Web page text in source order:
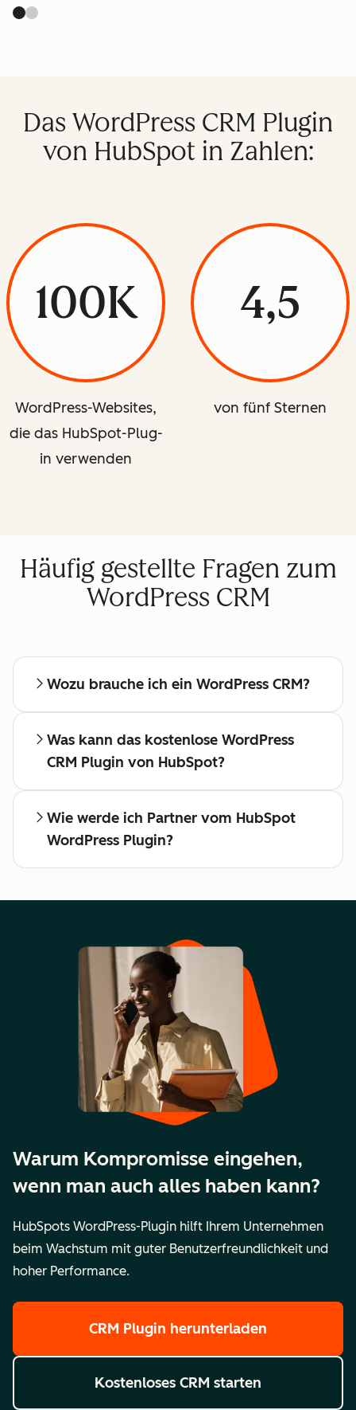
Das WordPress CRM Plugin
von HubSpot in Zahlen:
100K
WordPress-Websites,
die das HubSpot-Plug-
in verwenden
4,5
von fünf Sternen
Häufig gestellte Fragen zum
WordPress CRM
Wozu brauche ich ein WordPress CRM?
Was kann das kostenlose WordPress
CRM Plugin von HubSpot?
Wie werde ich Partner vom HubSpot
WordPress Plugin?
Warum Kompromisse eingehen,
wenn man auch alles haben kann?
HubSpots WordPress-Plugin hilft Ihrem Unternehmen
beim Wachstum mit guter Benutzerfreundlichkeit und
hoher Performance.
CRM Plugin herunterladen
Kostenloses CRM starten